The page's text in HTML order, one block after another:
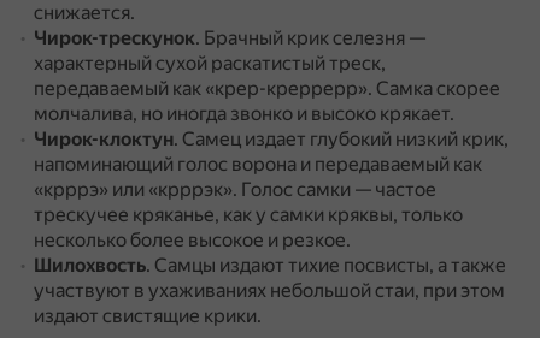
снижается.
Чирок-трескунок. Брачный крик селезня —
характерный сухой раскатистый треск,
передаваемый как «крер-креррерр». Самка скорее
молчалива, но иногда звонко и высоко крякает.
Чирок-клоктун. Самец издает глубокий низкий крик,
напоминающий голос ворона и передаваемый как
«крррэ» или «крррэк». Голос самки — частое
трескучее кряканье, как у самки кряквы, только
несколько более высокое и резкое.
Шилохвость. Самцы издают тихие посвисты, а также
участвуют в ухаживаниях небольшой стаи, при этом
издают свистящие крики.